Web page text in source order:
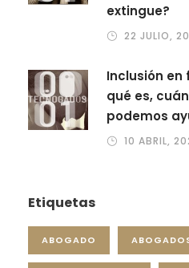
extingue?
22 JULIO,
Inclusión en
qué es,
podemos
10 ABRIL,
Etiquetas
ABOGADO